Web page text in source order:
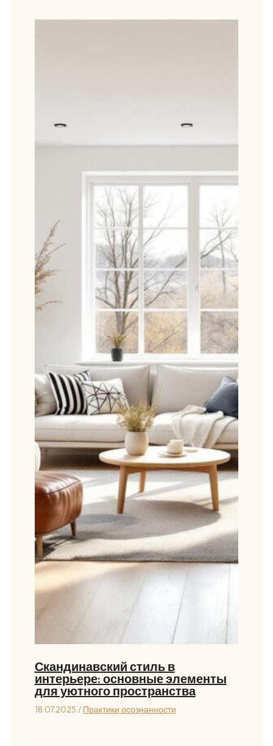
Скандинавский стиль в
интерьере: основные элементы
для уютного пространства
18.07.2025 / Практики осознанности